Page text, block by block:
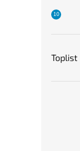
Toplist